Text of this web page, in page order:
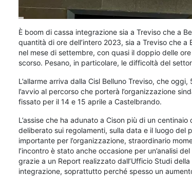
È boom di cassa integrazione sia a Treviso che a
quantità di ore dell’intero 2023, sia a Treviso che
nel mese di settembre, con quasi il doppio delle
scorso. Pesano, in particolare, le difficoltà del
L’allarme arriva dalla Cisl Belluno Treviso, che
l’avvio al percorso che porterà l’organizzazione
fissato per il 14 e 15 aprile a Castelbrando.
L’assise che ha adunato a Cison più di un
deliberato sui regolamenti, sulla data e il luogo del
importante per l’organizzazione, straordinario
l’incontro è stato anche occasione per un’analisi
grazie a un Report realizzato dall’Ufficio Studi
integrazione, soprattutto perché spesso un